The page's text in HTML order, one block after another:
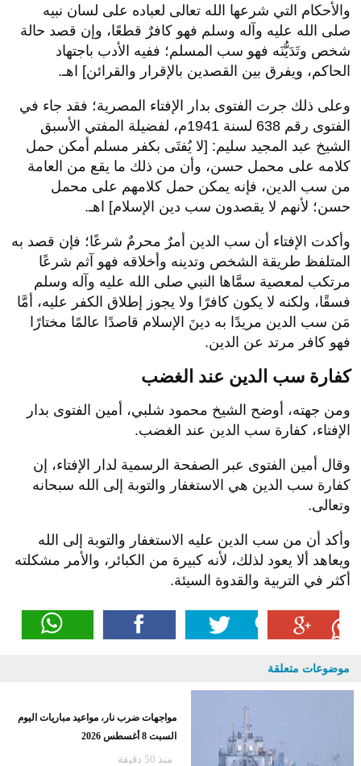
والأحكام التي شرعها الله تعالى لعباده على لسان نبيه
صلى الله عليه وآله وسلم فهو كافرٌ قطعًا، وإن قصد حالة
شخص وتَدَيُّنَه فهو سب المسلم؛ ففيه الأدب باجتهاد
الحاكم، ويفرق بين القصدين بالإقرار والقرائن] اهـ.
وعلى ذلك جرت الفتوى بدار الإفتاء المصرية؛ فقد جاء في
الفتوى رقم 638 لسنة 1941م، لفضيلة المفتي الأسبق
الشيخ عبد المجيد سليم: [لا يُفتَى بكفر مسلم أمكن حمل
كلامه على محمل حسن، وأن من ذلك ما يقع من العامة
من سب الدين، فإنه يمكن حمل كلامهم على محمل
حسن؛ لأنهم لا يقصدون سب دين الإسلام] اهـ.
وأكدت الإفتاء أن سب الدين أمرٌ محرمٌ شرعًا؛ فإن قصد به
المتلفظ طريقة الشخص وتدينه وأخلاقه فهو آثم شرعًا
مرتكب لمعصية سمَّاها النبي صلى الله عليه وآله وسلم
فسقًا، ولكنه لا يكون كافرًا ولا يجوز إطلاق الكفر عليه، أمَّا
مَن سب الدين مريدًا به دينَ الإسلام قاصدًا عالمًا مختارًا
فهو كافر مرتد عن الدين.
كفارة سب الدين عند الغضب
ومن جهته، أوضح الشيخ محمود شلبي، أمين الفتوى بدار
الإفتاء، كفارة سب الدين عند الغضب.
وقال أمين الفتوى عبر الصفحة الرسمية لدار الإفتاء، إن
كفارة سب الدين هي الاستغفار والتوبة إلى الله سبحانه
وتعالى.
وأكد أن من سب الدين عليه الاستغفار والتوبة إلى الله
ويعاهد ألا يعود لذلك، لأنه كبيرة من الكبائر، والأمر مشكلته
أكثر في التربية والقدوة السيئة.
موضوعات متعلقة
مواجهات ضرب نار، مواعيد مباريات اليوم
السبت 8 أغسطس 2026
منذ 50 دقيقة